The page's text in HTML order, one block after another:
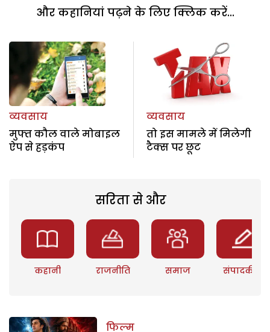
और कहानियां पढ़ने के लिए क्लिक करें...
व्यवसाय
मुफ्त कौल वाले मोबाइल
ऐप से हड़कंप
व्यवसाय
तो इस मामले में मिलेगी
टैक्स पर छूट
सरिता से और
कहानी राजनीति समाज संपादकीय
फिल्म